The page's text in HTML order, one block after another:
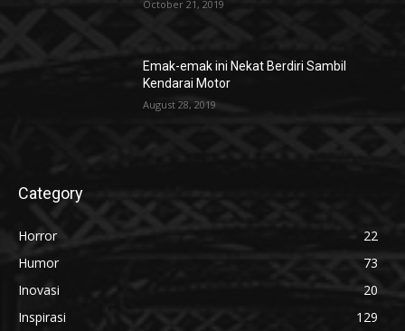
October 21, 2019
Emak-emak ini Nekat Berdiri Sambil
Kendarai Motor
August 28, 2019
Category
Horror
22
Humor
73
Inovasi
20
Inspirasi
129